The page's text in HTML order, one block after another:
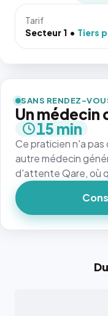
Tarif
Secteur 1
Tiers
SANS RENDEZ-
Un médecin
15 min
Ce praticien n'a pas
autre médecin
d'attente Qare, où